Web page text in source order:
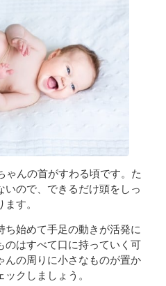
ゃんの首がすわる頃です。た
いので、できるだけ頭をしっ
す。
ち始めて手足の動きが活発に
のはすべて口に持っていく可
んの周りに小さなものが置か
クしましょう。